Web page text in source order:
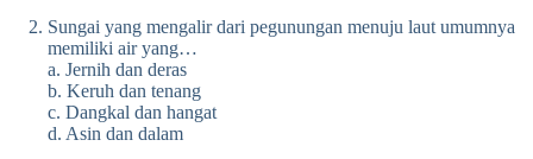
Sungai yang mengalir dari pegunungan menuju laut umumnya
memiliki air yang…
a. Jernih dan deras
b. Keruh dan tenang
c. Dangkal dan hangat
d. Asin dan dalam